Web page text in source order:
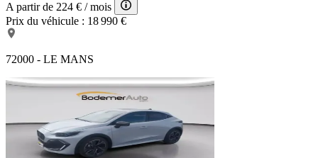
A partir de 224 € / mois
Prix du véhicule : 18 990 €
72000 - LE MANS